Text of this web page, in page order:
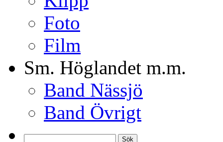
Foto
Film
Sm. Höglandet m.m.
Band Nässjö
Band Övrigt